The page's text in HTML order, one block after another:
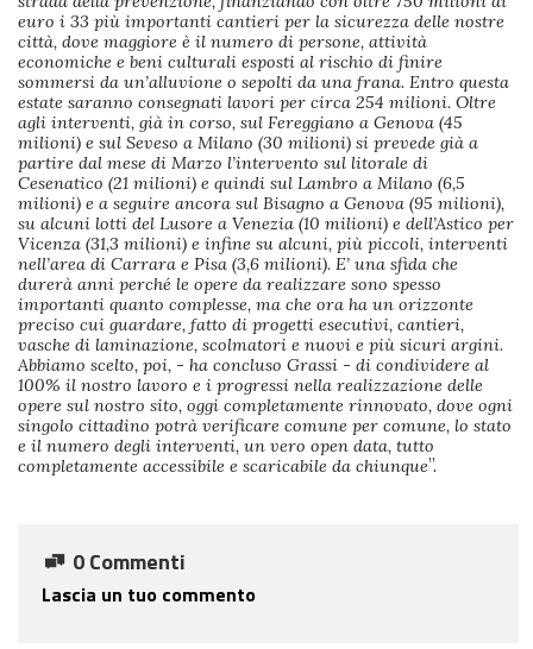
euro i 33 più importanti cantieri per la sicurezza delle nostre
città, dove maggiore è il numero di persone, attività
economiche e beni culturali esposti al rischio di finire
sommersi da un’alluvione o sepolti da una frana. Entro questa
estate saranno consegnati lavori per circa 254 milioni. Oltre
agli interventi, già in corso, sul Fereggiano a Genova (45
milioni) e sul Seveso a Milano (30 milioni) si prevede già a
partire dal mese di Marzo l’intervento sul litorale di
Cesenatico (21 milioni) e quindi sul Lambro a Milano (6,5
milioni) e a seguire ancora sul Bisagno a Genova (95 milioni),
su alcuni lotti del Lusore a Venezia (10 milioni) e dell’Astico per
Vicenza (31,3 milioni) e infine su alcuni, più piccoli, interventi
nell’area di Carrara e Pisa (3,6 milioni). E’ una sfida che
durerà anni perché le opere da realizzare sono spesso
importanti quanto complesse, ma che ora ha un orizzonte
preciso cui guardare, fatto di progetti esecutivi, cantieri,
vasche di laminazione, scolmatori e nuovi e più sicuri argini.
Abbiamo scelto, poi, - ha concluso Grassi - di condividere al
100% il nostro lavoro e i progressi nella realizzazione delle
opere sul nostro sito, oggi completamente rinnovato, dove ogni
singolo cittadino potrà verificare comune per comune, lo stato
e il numero degli interventi, un vero open data, tutto
completamente accessibile e scaricabile da chiunque”.
0 Commenti
Lascia un tuo commento